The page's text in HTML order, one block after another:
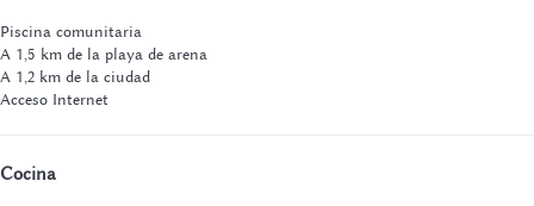
Piscina comunitaria
A 1,5 km de la playa de arena
A 1,2 km de la ciudad
Acceso Internet
Cocina